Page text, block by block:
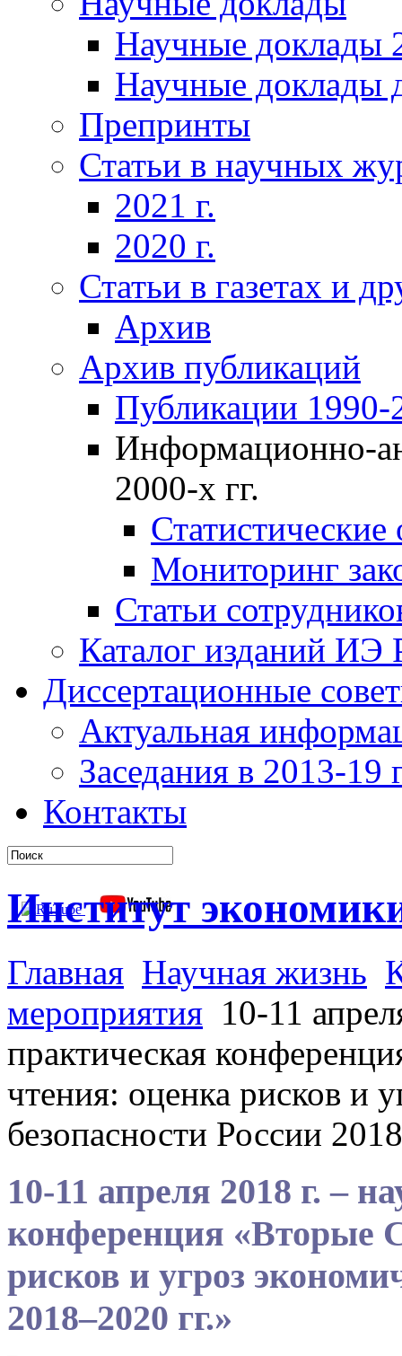
Научные доклады
Научные доклады
Препринты
Статьи в научных
2021 г.
2020 г.
Статьи в газетах и
Архив
Архив публикаций
Публикации 1990-
Информационно-
2000-х гг.
Мониторинг
Статьи
Каталог изданий ИЭ
Диссертационные
Актуальная
Заседания в 2013-19
Контакты
Институт
Главная Научная жизнь
мероприятия 10-11
практическая
чтения: оценка рисков и
безопасности России
10-11 апреля 2018 г. –
конференция «Вторые
рисков и угроз
2018–2020 гг.»